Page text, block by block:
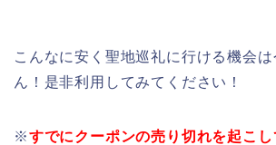
こんなに安く聖地巡礼に行ける機会
ん！是非利用してみてください！
※すでにクーポンの売り切れを起こ